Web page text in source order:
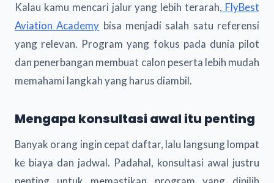
Kalau kamu mencari jalur yang lebih terarah, FlyBest
Aviation Academy bisa menjadi salah satu referensi
yang relevan. Program yang fokus pada dunia pilot
dan penerbangan membuat calon peserta lebih mudah
memahami langkah yang harus diambil.
Mengapa konsultasi awal itu penting
Banyak orang ingin cepat daftar, lalu langsung lompat
ke biaya dan jadwal. Padahal, konsultasi awal justru